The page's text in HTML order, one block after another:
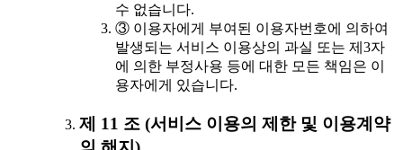
수 없습니다.
③ 이용자에게 부여된 이용자번호에 의하여
발생되는 서비스 이용상의 과실 또는 제3자
에 의한 부정사용 등에 대한 모든 책임은 이
용자에게 있습니다.
제 11 조 (서비스 이용의 제한 및 이용계약